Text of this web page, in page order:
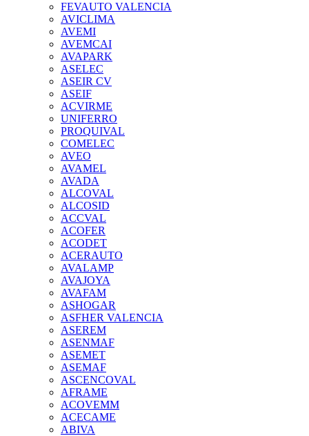
FEVAUTO VALENCIA
AVICLIMA
AVEMI
AVEMCAI
AVAPARK
ASELEC
ASEIR CV
ASEIF
ACVIRME
UNIFERRO
PROQUIVAL
COMELEC
AVEO
AVAMEL
AVADA
ALCOVAL
ALCOSID
ACCVAL
ACOFER
ACODET
ACERAUTO
AVALAMP
AVAJOYA
AVAFAM
ASHOGAR
ASFHER VALENCIA
ASEREM
ASENMAF
ASEMET
ASEMAF
ASCENCOVAL
AFRAME
ACOVEMM
ACECAME
ABIVA